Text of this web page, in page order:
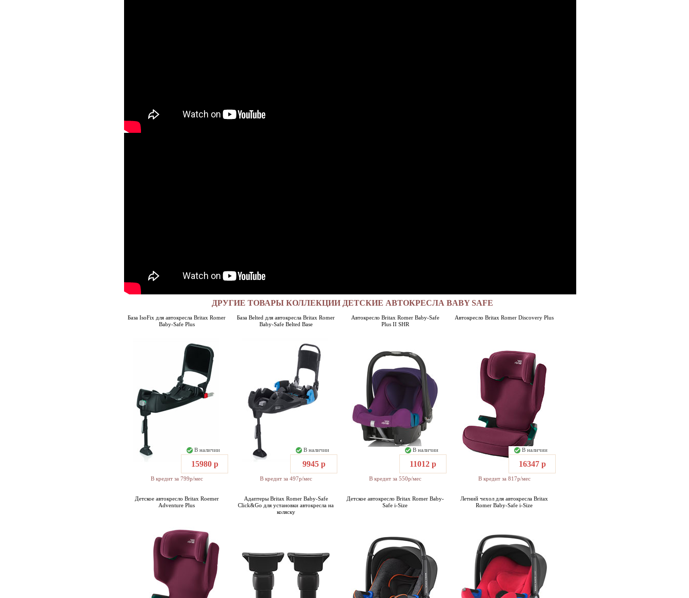
ДРУГИЕ ТОВАРЫ КОЛЛЕКЦИИ ДЕТСКИЕ АВТОКРЕСЛА BABY SAFE
База IsoFix для автокресла Britax Romer
Baby-Safe Plus
В наличии
15980 р
В кредит за 799р/мес
База Belted для автокресла Britax Romer
Baby-Safe Belted Base
В наличии
9945 р
В кредит за 497р/мес
Автокресло Britax Romer Baby-Safe
Plus II SHR
В наличии
11012 р
В кредит за 550р/мес
Автокресло Britax Romer Discovery Plus
В наличии
16347 р
В кредит за 817р/мес
Детское автокресло Britax Roemer
Adventure Plus
Адаптеры Britax Romer Baby-Safe
Click&Go для установки автокресла на
коляску
Детское автокресло Britax Romer Baby-
Safe i-Size
Летний чехол для автокресла Britax
Romer Baby-Safe i-Size